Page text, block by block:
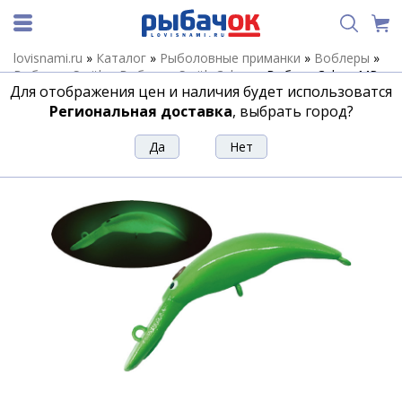
lovisnami.ru » Каталог » Рыболовные приманки » Воблеры »
Воблеры Smith»Воблеры Smith Calmo»Воблер Calmo MR-
F 38мм. 1,8гр. №04
Воблер Calmo MR-F 38мм. 1,8гр. №04
Для отображения цен и наличия будет использоватся
Региональная доставка, выбрать город?